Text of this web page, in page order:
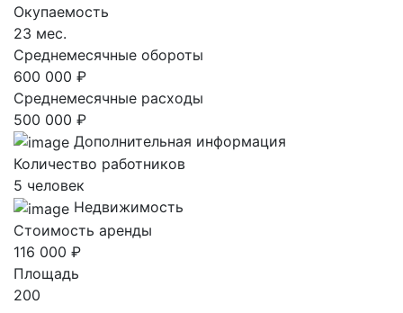
Окупаемость
23 мес.
Среднемесячные обороты
600 000 ₽
Среднемесячные расходы
500 000 ₽
Дополнительная информация
Количество работников
5 человек
Недвижимость
Стоимость аренды
116 000 ₽
Площадь
200